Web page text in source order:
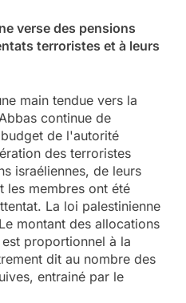
verse des pensions
terroristes et à leurs
main tendue vers la
continue de
de l'autorité
des terroristes
israéliennes, de leurs
les membres ont été
La loi palestinienne
montant des allocations
proportionnel à la
dit au nombre des
entrainé par le